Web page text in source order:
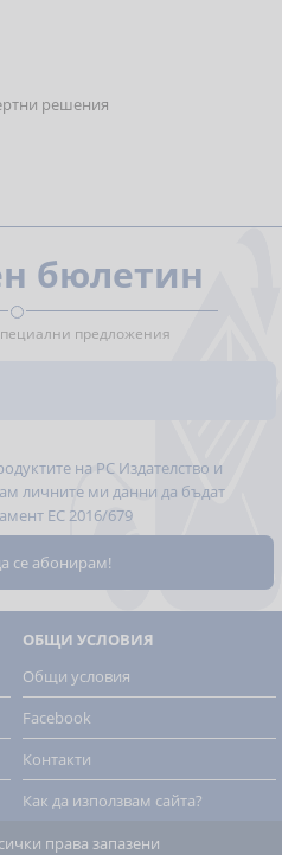
решения
бюлетин
предложения
на РС Издателство и
личните ми данни да бъдат
ЕС 2016/679
ОБЩИ УСЛОВИЯ
Общи условия
Facebook
Контакти
Как да използвам сайта?
права запазени